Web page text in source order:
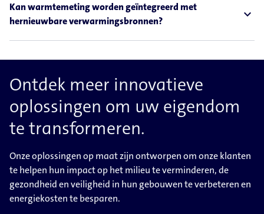
Kan warmtemeting worden geïntegreerd met
hernieuwbare verwarmingsbronnen?
expand_less
Ontdek meer innovatieve
oplossingen om uw eigendom
te transformeren.
Onze oplossingen op maat zijn ontworpen om onze klanten
te helpen hun impact op het milieu te verminderen, de
gezondheid en veiligheid in hun gebouwen te verbeteren en
energiekosten te besparen.